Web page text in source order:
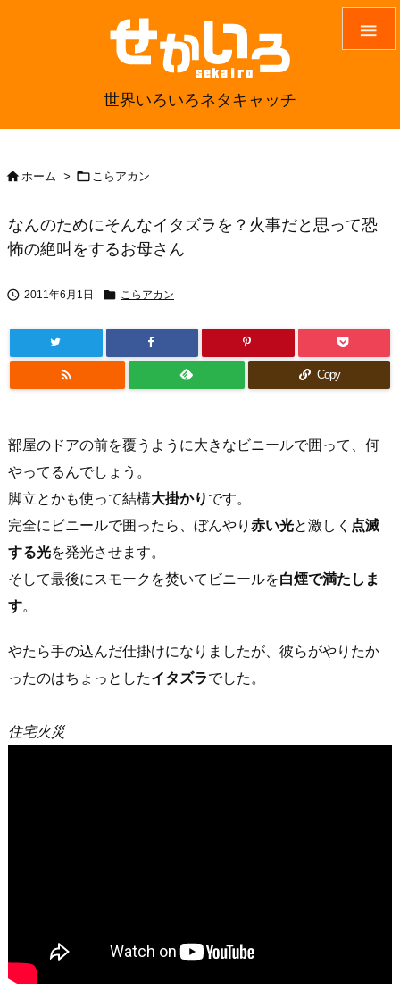
世界いろいろネタキャッチ

ホーム >  こらアカン
なんのためにそんなイタズラを？火事だと思って恐
怖の絶叫をするお母さん
 2011年6月1日  こらアカン
 Copy
部屋のドアの前を覆うように大きなビニールで囲って、何
やってるんでしょう。
脚立とかも使って結構大掛かり です。
完全にビニールで囲ったら、ぼんやり 赤い光と激しく 点滅
する光を発光させます。
そして最後にスモークを焚いてビニールを白煙で満たしま
す。
やたら手の込んだ仕掛けになりましたが、彼らがやりたか
ったのはちょっとしたイタズラでした。
住宅火災